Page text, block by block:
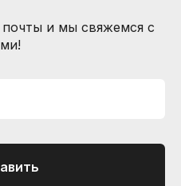
и мы свяжемся с